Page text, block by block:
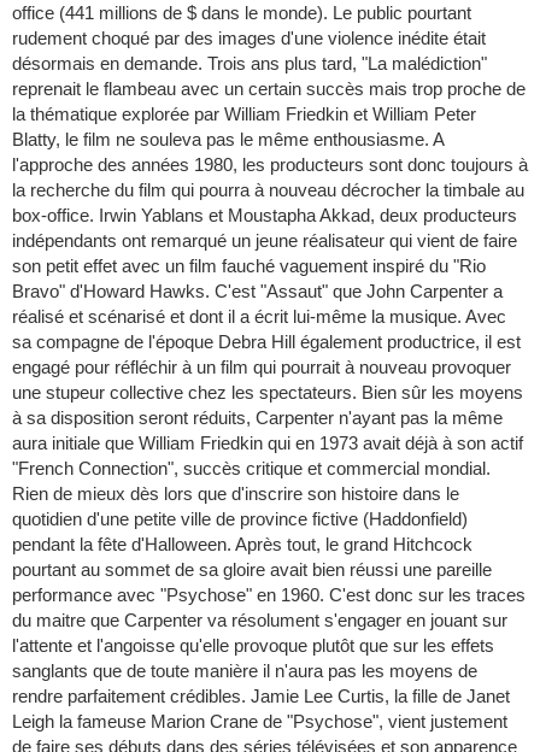
office (441 millions de $ dans le monde). Le public pourtant
rudement choqué par des images d'une violence inédite était
désormais en demande. Trois ans plus tard, "La malédiction"
reprenait le flambeau avec un certain succès mais trop proche de
la thématique explorée par William Friedkin et William Peter
Blatty, le film ne souleva pas le même enthousiasme. A
l'approche des années 1980, les producteurs sont donc toujours à
la recherche du film qui pourra à nouveau décrocher la timbale au
box-office. Irwin Yablans et Moustapha Akkad, deux producteurs
indépendants ont remarqué un jeune réalisateur qui vient de faire
son petit effet avec un film fauché vaguement inspiré du "Rio
Bravo" d'Howard Hawks. C'est "Assaut" que John Carpenter a
réalisé et scénarisé et dont il a écrit lui-même la musique. Avec
sa compagne de l'époque Debra Hill également productrice, il est
engagé pour réfléchir à un film qui pourrait à nouveau provoquer
une stupeur collective chez les spectateurs. Bien sûr les moyens
à sa disposition seront réduits, Carpenter n'ayant pas la même
aura initiale que William Friedkin qui en 1973 avait déjà à son actif
"French Connection", succès critique et commercial mondial.
Rien de mieux dès lors que d'inscrire son histoire dans le
quotidien d'une petite ville de province fictive (Haddonfield)
pendant la fête d'Halloween. Après tout, le grand Hitchcock
pourtant au sommet de sa gloire avait bien réussi une pareille
performance avec "Psychose" en 1960. C'est donc sur les traces
du maitre que Carpenter va résolument s'engager en jouant sur
l'attente et l'angoisse qu'elle provoque plutôt que sur les effets
sanglants que de toute manière il n'aura pas les moyens de
rendre parfaitement crédibles. Jamie Lee Curtis, la fille de Janet
Leigh la fameuse Marion Crane de "Psychose", vient justement
de faire ses débuts dans des séries télévisées et son apparence